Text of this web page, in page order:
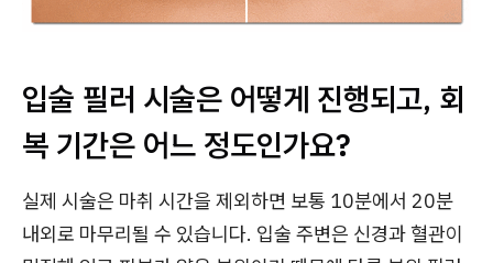
입술 필러 시술은 어떻게 진행되고, 회
복 기간은 어느 정도인가요?
실제 시술은 마취 시간을 제외하면 보통 10분에서 20분
내외로 마무리될 수 있습니다. 입술 주변은 신경과 혈관이